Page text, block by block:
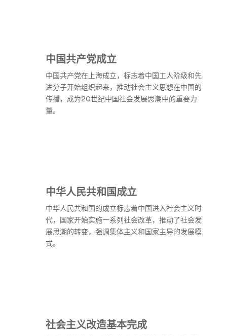
中国共产党成立
中国共产党在上海成立，标志着中国工人阶级和先
进分子开始组织起来，推动社会主义思想在中国的
传播，成为20世纪中国社会发展思潮中的重要力
量。
中华人民共和国成立
中华人民共和国的成立标志着中国进入社会主义时
代，国家开始实施一系列社会改革，推动了社会发
展思潮的转变，强调集体主义和国家主导的发展模
式。
社会主义改造基本完成